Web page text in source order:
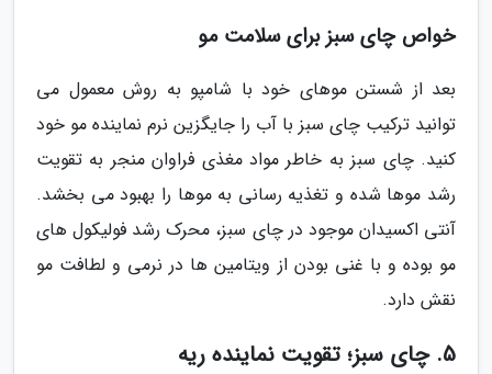
خواص چای سبز برای سلامت مو
بعد از شستن موهای خود با شامپو به روش معمول می
توانید ترکیب چای سبز با آب را جایگزین نرم نماینده مو خود
کنید. چای سبز به خاطر مواد مغذی فراوان منجر به تقویت
رشد موها شده و تغذیه رسانی به موها را بهبود می بخشد.
آنتی اکسیدان موجود در چای سبز، محرک رشد فولیکول های
مو بوده و با غنی بودن از ویتامین ها در نرمی و لطافت مو
نقش دارد.
5. چای سبز؛ تقویت نماینده ریه